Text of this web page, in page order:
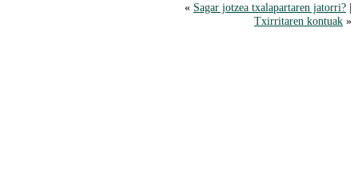
« Sagar jotzea txalapartaren jatorri? |
Txirritaren kontuak »